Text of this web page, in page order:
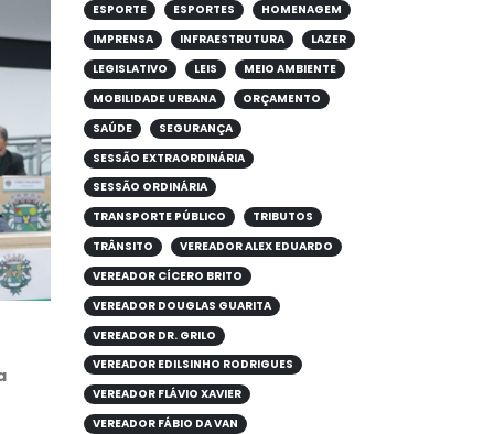
ESPORTE
ESPORTES
HOMENAGEM
IMPRENSA
INFRAESTRUTURA
LAZER
LEGISLATIVO
LEIS
MEIO AMBIENTE
MOBILIDADE URBANA
ORÇAMENTO
SAÚDE
SEGURANÇA
SESSÃO EXTRAORDINÁRIA
SESSÃO ORDINÁRIA
TRANSPORTE PÚBLICO
TRIBUTOS
TRÂNSITO
VEREADOR ALEX EDUARDO
VEREADOR CÍCERO BRITO
VEREADOR DOUGLAS GUARITA
VEREADOR DR. GRILO
VEREADOR EDILSINHO RODRIGUES
VEREADOR FLÁVIO XAVIER
VEREADOR FÁBIO DA VAN